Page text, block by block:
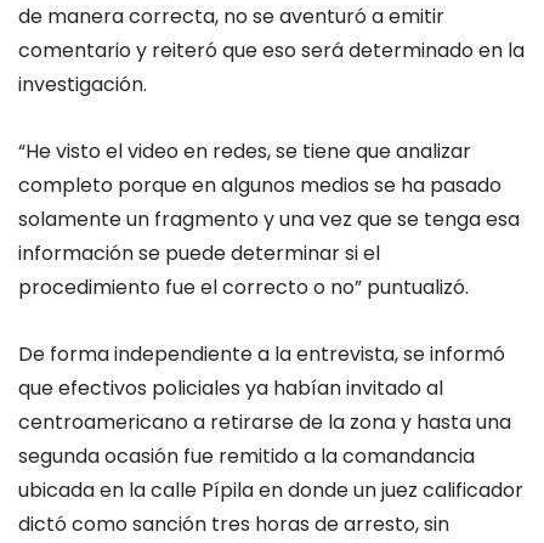
de manera correcta, no se aventuró a emitir
comentario y reiteró que eso será determinado en la
investigación.
“He visto el video en redes, se tiene que analizar
completo porque en algunos medios se ha pasado
solamente un fragmento y una vez que se tenga esa
información se puede determinar si el
procedimiento fue el correcto o no” puntualizó.
De forma independiente a la entrevista, se informó
que efectivos policiales ya habían invitado al
centroamericano a retirarse de la zona y hasta una
segunda ocasión fue remitido a la comandancia
ubicada en la calle Pípila en donde un juez calificador
dictó como sanción tres horas de arresto, sin